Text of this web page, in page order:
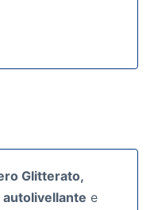
Glitterato,
autolivellante e